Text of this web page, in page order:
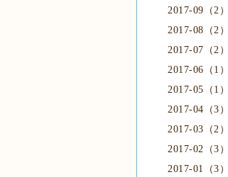
2017-09（2）
2017-08（2）
2017-07（2）
2017-06（1）
2017-05（1）
2017-04（3）
2017-03（2）
2017-02（3）
2017-01（3）